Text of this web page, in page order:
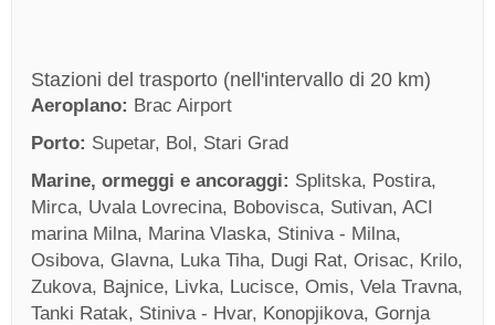
Stazioni del trasporto (nell'intervallo di 20 km)
Aeroplano: Brac Airport
Porto: Supetar, Bol, Stari Grad
Marine, ormeggi e ancoraggi: Splitska, Postira,
Mirca, Uvala Lovrecina, Bobovisca, Sutivan, ACI
marina Milna, Marina Vlaska, Stiniva - Milna,
Osibova, Glavna, Luka Tiha, Dugi Rat, Orisac, Krilo,
Zukova, Bajnice, Livka, Lucisce, Omis, Vela Travna,
Tanki Ratak, Stiniva - Hvar, Konopjikova, Gornja